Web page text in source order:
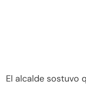
El alcalde sostuvo